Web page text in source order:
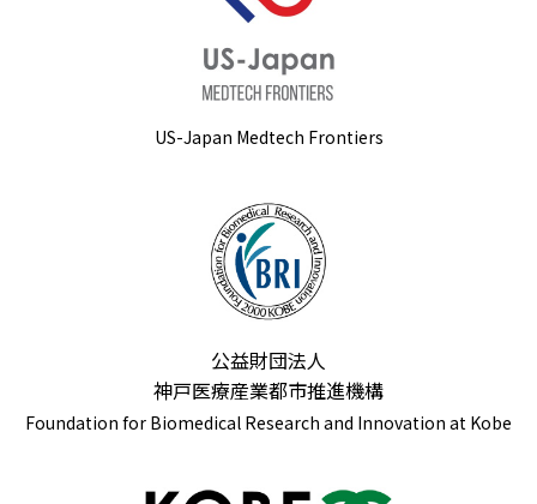
US-Japan Medtech Frontiers
公益財団法人
神戸医療産業都市推進機構
Foundation for Biomedical Research and Innovation at Kobe